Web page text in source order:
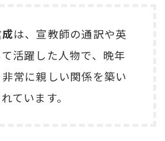
は、宣教師の通訳や英
活躍した人物で、晩年
常に親しい関係を築い
ています。